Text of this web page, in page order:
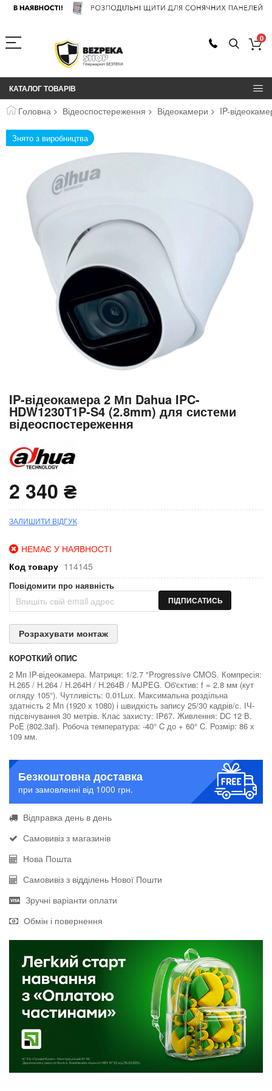
0
КАТАЛОГ ТОВАРІВ
Головна Відеоспостереження Відеокамери IP-
Перейти
до
зображень
Знято з виробництва
Перейти
до
початку
галереї
IP-відеокамера 2 Мп Dahua IPC-
HDW1230T1P-S4 (2.8mm) для системи
відеоспостереження
2 340 ₴
ЗАЛИШИТИ ВІДГУК
НЕМАЄ У НАЯВНОСТІ
Код товару 114145
Повідомити про наявність
ПІДПИСАТИСЬ
Розрахувати монтаж
КОРОТКИЙ ОПИС
2 Mп IP-відеокамера. Матриця: 1/2.7 "Progressive CMOS. Компресія:
H.265 / H.264 / H.264H / H.264B / MJPEG. Об'єктив: f = 2.8 мм (кут
огляду 105°). Чутливість: 0.01Lux. Максимальна роздільна
здатність 2 Мп (1920 х 1080) і швидкість запису 25/30 кадрів/с. ІЧ-
підсвічування 30 метрів. Клас захисту: IP67. Живлення: DC 12 В.
PoE (802.3af). Робоча температура: -40° C до + 60° C. Розмір: 86 х
109 мм.
Безкоштовна доставка
при замовленні від 1000 грн.
Відправка день в день
Самовивіз з магазинів
Нова Пошта
Самовивіз з відділень Нової Пошти
Зручні варіанти оплати
Обмін і повернення